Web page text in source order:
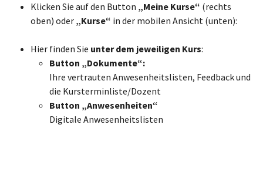
Klicken Sie auf den Button „Meine Kurse“ (rechts
oben) oder „Kurse“ in der mobilen Ansicht (unten):
Hier finden Sie unter dem jeweiligen Kurs:
Button „Dokumente“:
Ihre vertrauten Anwesenheitslisten, Feedback und
die Kursterminliste/Dozent
Button „Anwesenheiten“
Digitale Anwesenheitslisten